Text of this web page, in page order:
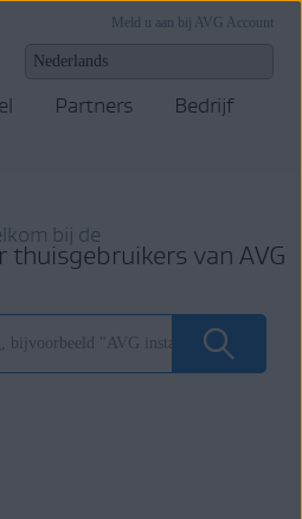
Meld u aan bij AVG Account
Partners
Bedrijf
bij de
van AVG